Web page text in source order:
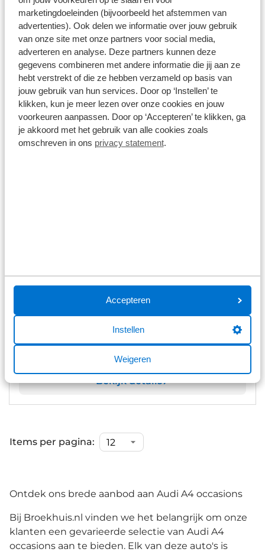
marketingdoeleinden (bijvoorbeeld het afstemmen van
advertenties). Ook delen we informatie over jouw gebruik
van onze site met onze partners voor social media,
adverteren en analyse. Deze partners kunnen deze
gegevens combineren met andere informatie die jij aan ze
hebt verstrekt of die ze hebben verzameld op basis van
jouw gebruik van hun services. Door op ‘Instellen’ te
klikken, kun je meer lezen over onze cookies en jouw
voorkeuren aanpassen. Door op ‘Accepteren’ te klikken, ga
je akkoord met het gebruik van alle cookies zoals
omschreven in ons privacy statement.
Accepteren
Instellen
Weigeren
Op voorraad
Bekijk details
1/39
Audi A4 Avant
35 150PK TFSI S edition Competition | S-Line in- en exterieur |
Audi Virtual Cockpit | Sportonderstel | Elektrisch bedienbare
53.813 km Automaat 2024 Benzine
35 TFSI S edition Competition
2022 Benzine
Op voorraad
Bekijk details
Items per pagina:
Ontdek ons brede aanbod aan Audi A4 occasions
Bij Broekhuis.nl vinden we het belangrijk om onze
klanten een gevarieerde selectie van Audi A4
occasions aan te bieden. Elk van deze auto's is